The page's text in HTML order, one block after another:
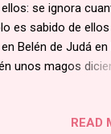
se ignora
es sabido de ellos
Belén de Judá en
unos magos
Oro, READ